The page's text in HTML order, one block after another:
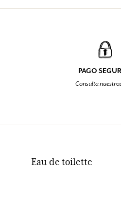
PAGO
Consulta
Eau de toilette